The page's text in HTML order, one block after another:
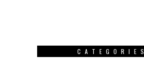
CATEGORIES